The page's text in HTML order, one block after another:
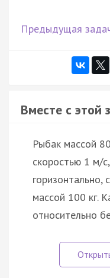
Предыдущая
Вместе с этой
Рыбак массой
скоростью 1 м/
горизонтально,
массой 100 кг.
относительно